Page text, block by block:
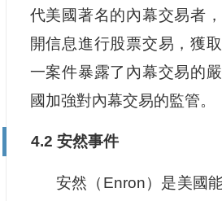
代美國著名的內幕交易者
開信息進行股票交易，獲
一案件暴露了內幕交易的
國加強對內幕交易的監管。
4.2 安然事件
安然（Enron）是美國